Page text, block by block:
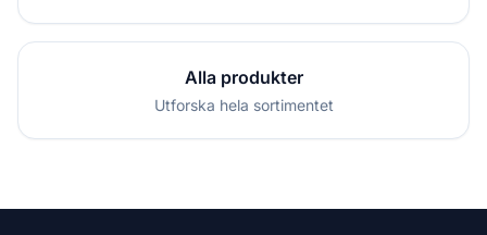
Alla produkter
Utforska hela sortimentet